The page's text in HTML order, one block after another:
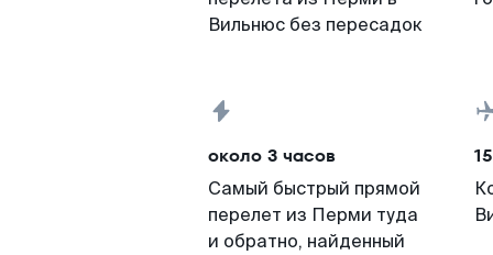
Вильнюс без пересадок
около 3 часов
Самый быстрый прямой
перелет из Перми туда
и обратно, найденный
15